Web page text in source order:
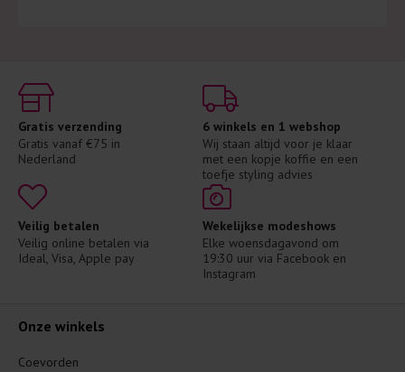
Gratis verzending
Gratis vanaf €75 in
Nederland
6 winkels en 1 webshop
Wij staan altijd voor je klaar
met een kopje koffie en een
toefje styling advies
Veilig betalen
Veilig online betalen via
Ideal, Visa, Apple pay
Wekelijkse modeshows
Elke woensdagavond om
19:30 uur via Facebook en
Instagram
Onze winkels
Coevorden